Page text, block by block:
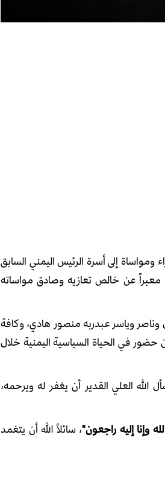
إلى أسرة الرئيس اليمني السابق
معبراً عن خالص تعازيه وصادق مواساته
وياسر عبدربه منصور هادي، وكافة
في الحياة السياسية اليمنية خلال
الله العلي القدير أن يغفر له ويرحمه،
لله وإنا إليه راجعون"، سائلاً الله أن يتغمد